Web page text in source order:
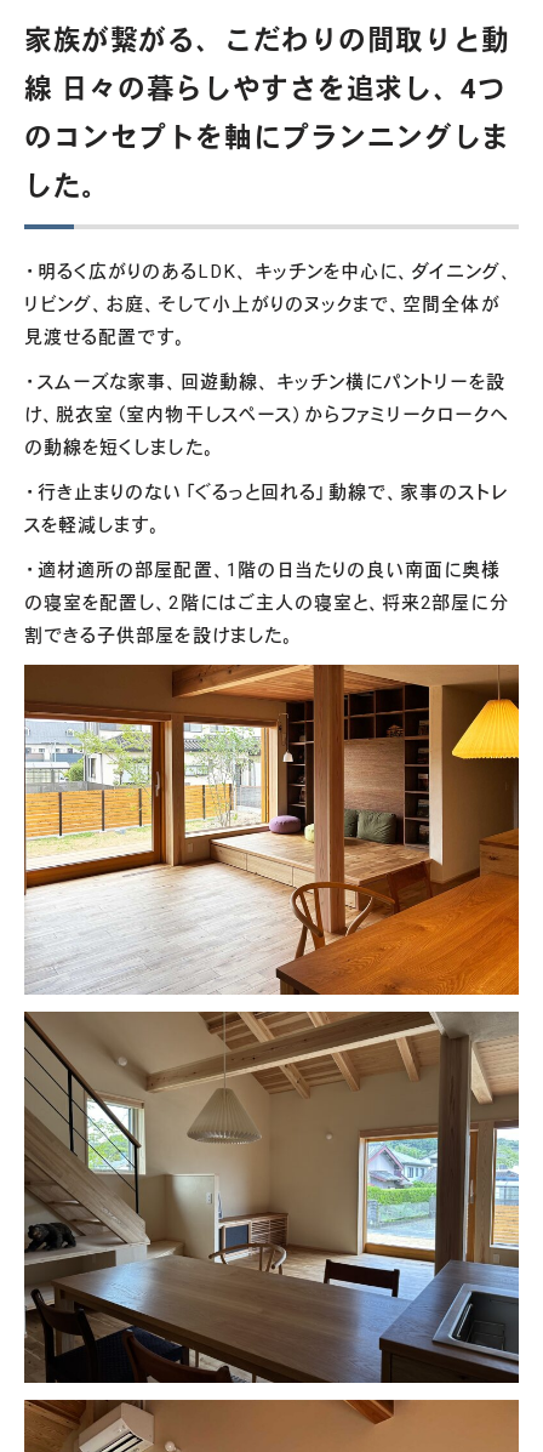
家族が繋がる、こだわりの間取りと動
線 日々の暮らしやすさを追求し、4つ
のコンセプトを軸にプランニングしま
した。
・明るく広がりのあるLDK、 キッチンを中心に、ダイニング、
リビング、お庭、そして小上がりのヌックまで、空間全体が
見渡せる配置です。
・スムーズな家事、回遊動線、 キッチン横にパントリーを設
け、脱衣室（室内物干しスペース）からファミリークロークへ
の動線を短くしました。
・行き止まりのない「ぐるっと回れる」動線で、家事のストレ
スを軽減します。
・適材適所の部屋配置、1階の日当たりの良い南面に奥様
の寝室を配置し、2階にはご主人の寝室と、将来2部屋に分
割できる子供部屋を設けました。